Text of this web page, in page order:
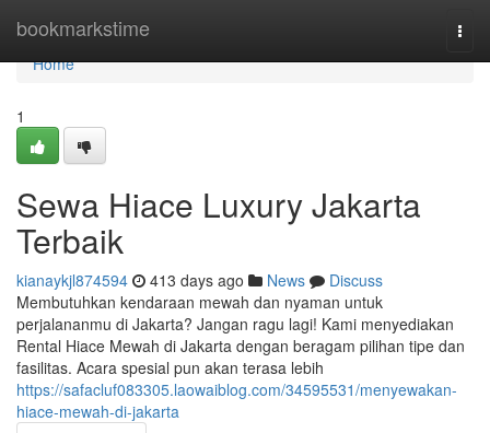
bookmarkstime
Home
Home
1
Sewa Hiace Luxury Jakarta
Terbaik
kianaykjl874594 413 days ago News
Discuss
Membutuhkan kendaraan mewah dan nyaman untuk
perjalananmu di Jakarta? Jangan ragu lagi! Kami menyediakan
Rental Hiace Mewah di Jakarta dengan beragam pilihan tipe dan
fasilitas. Acara spesial pun akan terasa lebih
https://safacluf083305.laowaiblog.com/34595531/menyewakan-
hiace-mewah-di-jakarta